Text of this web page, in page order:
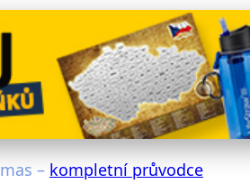
of
– kompletní průvodce